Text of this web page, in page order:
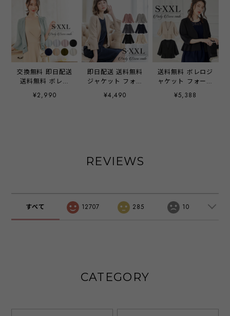
交換無料 即日配送
送料無料 ボレロ
レース ショール
カーディガン ティ
¥2,990
即日配送 送料無料
ジャケット フォー
マル レディース
ママ 母 ボレロ 結
春 夏 秋 冬 体型
カバー emile0219
¥4,490
送料無料 ボレロジ
ャケット フォーマ
ル レディース マ
マ 母 ボレロ ジャ
¥5,388
REVIEWS
すべて 12707 285 10
CATEGORY